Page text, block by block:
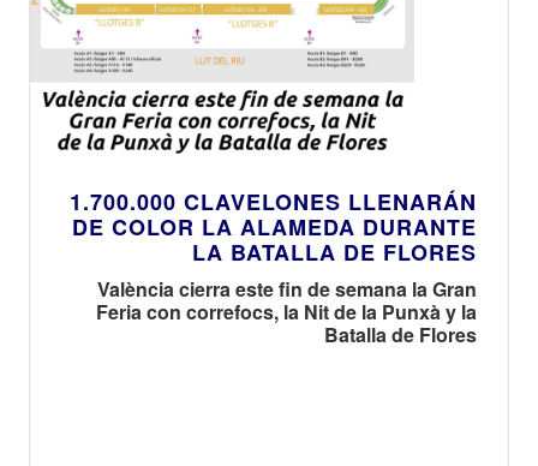
1.700.000 CLAVELONES LLENARÁN
DE COLOR LA ALAMEDA DURANTE
LA BATALLA DE FLORES
València cierra este fin de semana la Gran
Feria con correfocs, la Nit de la Punxà y la
Batalla de Flores